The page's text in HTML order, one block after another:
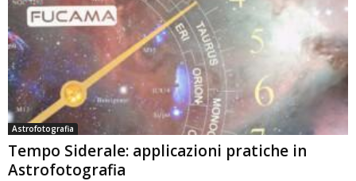
Astrofotografia
Tempo Siderale: applicazioni pratiche in
Astrofotografia